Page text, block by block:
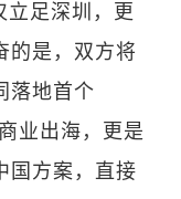
立足深圳，更
的是，双方将
落地首个
业出海，更是
国方案，直接